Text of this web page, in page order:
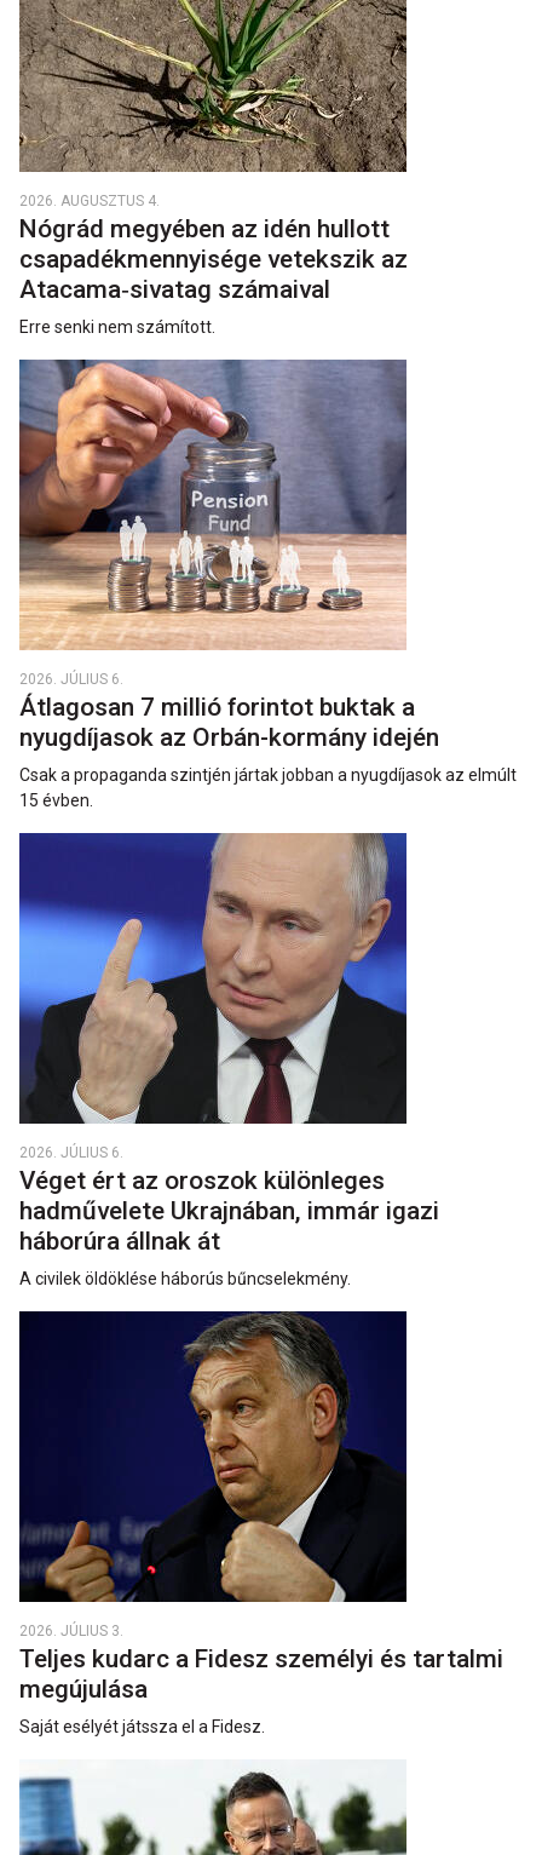
2026. AUGUSZTUS 4.
Nógrád megyében az idén hullott
csapadékmennyisége vetekszik az
Atacama‑sivatag számaival
Erre senki nem számított.
2026. JÚLIUS 6.
Átlagosan 7 millió forintot buktak a
nyugdíjasok az Orbán-kormány idején
Csak a propaganda szintjén jártak jobban a nyugdíjasok az elmúlt
15 évben.
2026. JÚLIUS 6.
Véget ért az oroszok különleges
hadművelete Ukrajnában, immár igazi
háborúra állnak át
A civilek öldöklése háborús bűncselekmény.
2026. JÚLIUS 3.
Teljes kudarc a Fidesz személyi és tartalmi
megújulása
Saját esélyét játssza el a Fidesz.